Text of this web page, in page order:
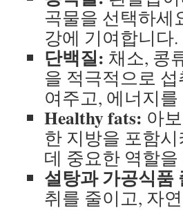
곡물을 선택하세
강에 기여합니다.
단백질: 채소, 콩
을 적극적으로
여주고, 에너지
Healthy fats: 아
한 지방을 포함
데 중요한 역할을
설탕과 가공식품
취를 줄이고, 자